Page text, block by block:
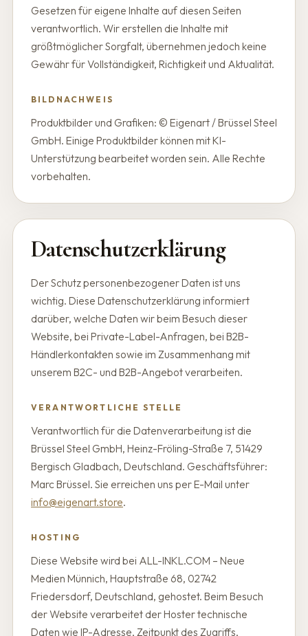
Gesetzen für eigene Inhalte auf diesen Seiten
verantwortlich. Wir erstellen die Inhalte mit
größtmöglicher Sorgfalt, übernehmen jedoch keine
Gewähr für Vollständigkeit, Richtigkeit und Aktualität.
BILDNACHWEIS
Produktbilder und Grafiken: © Eigenart / Brüssel Steel
GmbH. Einige Produktbilder können mit KI-
Unterstützung bearbeitet worden sein. Alle Rechte
vorbehalten.
Datenschutzerklärung
Der Schutz personenbezogener Daten ist uns
wichtig. Diese Datenschutzerklärung informiert
darüber, welche Daten wir beim Besuch dieser
Website, bei Private-Label-Anfragen, bei B2B-
Händlerkontakten sowie im Zusammenhang mit
unserem B2C- und B2B-Angebot verarbeiten.
VERANTWORTLICHE STELLE
Verantwortlich für die Datenverarbeitung ist die
Brüssel Steel GmbH, Heinz-Fröling-Straße 7, 51429
Bergisch Gladbach, Deutschland. Geschäftsführer:
Marc Brüssel. Sie erreichen uns per E-Mail unter
info@eigenart.store.
HOSTING
Diese Website wird bei ALL-INKL.COM – Neue
Medien Münnich, Hauptstraße 68, 02742
Friedersdorf, Deutschland, gehostet. Beim Besuch
der Website verarbeitet der Hoster technische
Daten wie IP-Adresse, Zeitpunkt des Zugriffs,